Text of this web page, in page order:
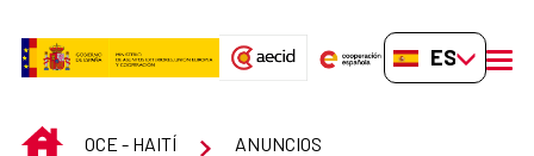
ES-ES
INICIOOCE - HAITÍ
ANUNCIOS